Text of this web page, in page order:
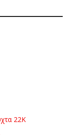
22Κ